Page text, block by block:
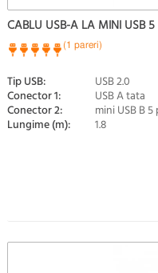
CABLU USB-A LA MINI USB 5
(1 pareri)
Tip USB: USB 2.0
Conector 1: USB A tata
Conector 2: mini USB B
Lungime (m): 1.8